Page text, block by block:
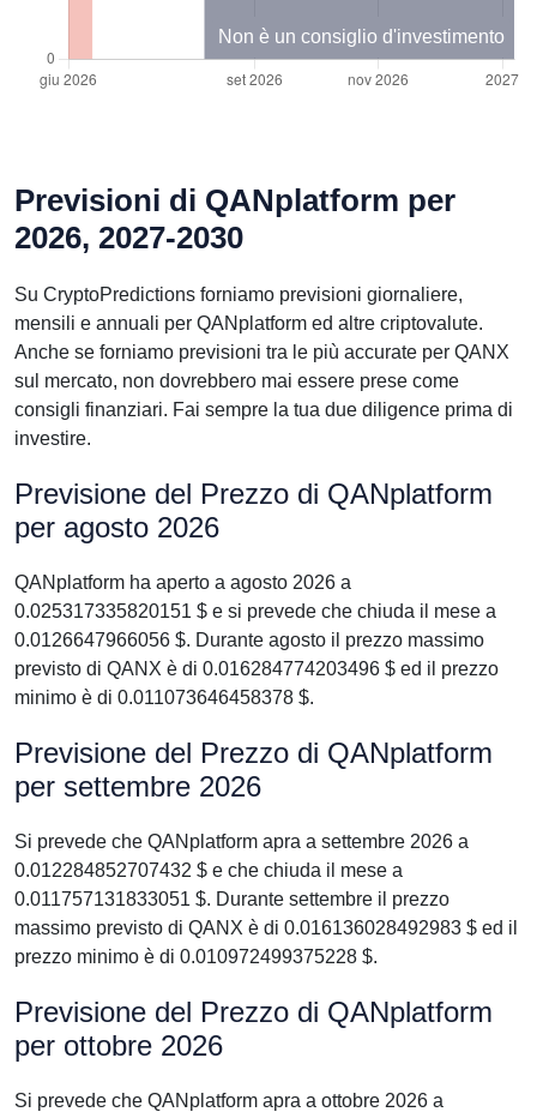
Non è un consiglio d'investimento
Previsioni di QANplatform per
2026, 2027-2030
Su CryptoPredictions forniamo previsioni giornaliere,
mensili e annuali per QANplatform ed altre criptovalute.
Anche se forniamo previsioni tra le più accurate per QANX
sul mercato, non dovrebbero mai essere prese come
consigli finanziari. Fai sempre la tua due diligence prima di
investire.
Previsione del Prezzo di QANplatform
per agosto 2026
QANplatform ha aperto a agosto 2026 a
0.025317335820151 $ e si prevede che chiuda il mese a
0.0126647966056 $. Durante agosto il prezzo massimo
previsto di QANX è di 0.016284774203496 $ ed il prezzo
minimo è di 0.011073646458378 $.
Previsione del Prezzo di QANplatform
per settembre 2026
Si prevede che QANplatform apra a settembre 2026 a
0.012284852707432 $ e che chiuda il mese a
0.011757131833051 $. Durante settembre il prezzo
massimo previsto di QANX è di 0.016136028492983 $ ed il
prezzo minimo è di 0.010972499375228 $.
Previsione del Prezzo di QANplatform
per ottobre 2026
Si prevede che QANplatform apra a ottobre 2026 a